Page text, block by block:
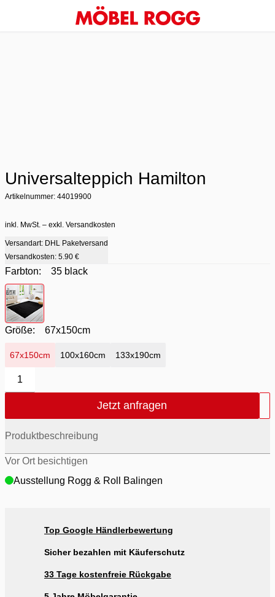
Universalteppich Hamilton
Artikelnummer: 44019900
inkl. MwSt. – exkl. Versandkosten
Versandart: DHL Paketversand
Versandkosten: 5.90 €
Farbton:
35 black
Farbton- 35 black
Größe: 67x150cm
67x150cm 100x160cm 133x190cm
1
Jetzt anfragen
Produktbeschreibung
Vor Ort besichtigen
Ausstellung Rogg & Roll Balingen
Top Google Händlerbewertung
Sicher bezahlen mit Käuferschutz
33 Tage kostenfreie Rückgabe